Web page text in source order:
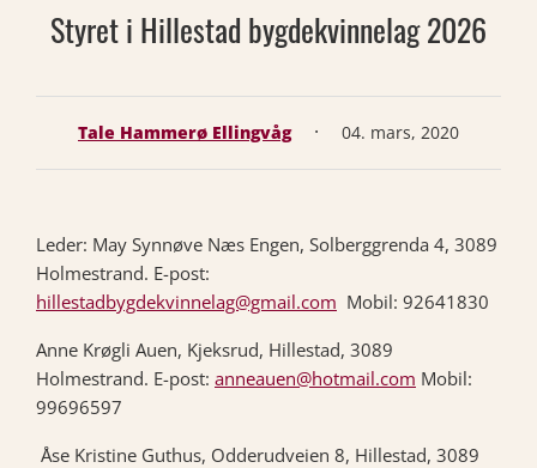
Styret i Hillestad bygdekvinnelag 2026
Tale Hammerø Ellingvåg · 04. mars, 2020
Leder: May Synnøve Næs Engen, Solberggrenda 4, 3089
Holmestrand. E-post:
hillestadbygdekvinnelag@gmail.com Mobil: 92641830
Anne Krøgli Auen, Kjeksrud, Hillestad, 3089
Holmestrand. E-post: anneauen@hotmail.com Mobil:
99696597
Åse Kristine Guthus, Odderudveien 8, Hillestad, 3089